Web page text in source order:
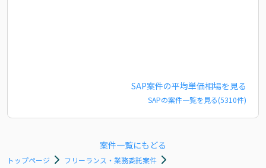
SAP案件の平均単価相場を見る
SAPの案件一覧を見る(5310件)
案件一覧にもどる
トップページ
フリーランス・業務委託案件